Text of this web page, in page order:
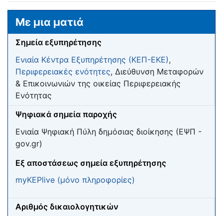
Μετάβαση σε: πλοήγηση
Με μια ματιά
Σημεία εξυπηρέτησης
Ενιαία Κέντρα Εξυπηρέτησης (ΚΕΠ-ΕΚΕ),
Περιφερειακές ενότητες, Διεύθυνση Μεταφορών
& Επικοινωνιών της οικείας Περιφερειακής
Ενότητας
Ψηφιακά σημεία παροχής
Ενιαία Ψηφιακή Πύλη δημόσιας διοίκησης (ΕΨΠ -
gov.gr)
Eξ αποστάσεως σημεία εξυπηρέτησης
myKEPlive (μόνο πληροφορίες)
Αριθμός δικαιολογητικών